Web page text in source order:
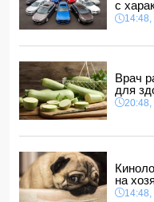
20:00, 08.08.2026
реализации проекта
18:48, 08.08.2026
с
Врач
для
на